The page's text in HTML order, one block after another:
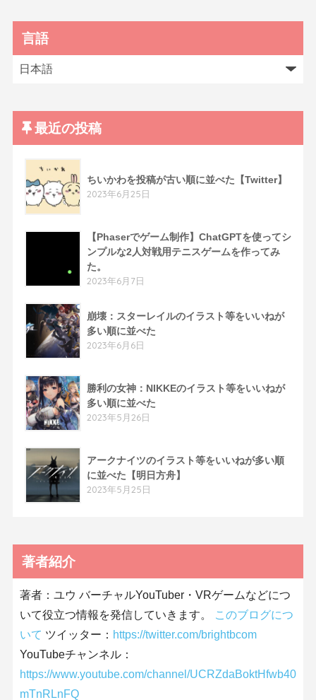
言語
最近の投稿
ちいかわを投稿が古い順に並べた【Twitter】
2023年6月25日
【Phaserでゲーム制作】ChatGPTを使ってシ
ンプルな2人対戦用テニスゲームを作ってみ
た。
2023年6月7日
崩壊：スターレイルのイラスト等をいいねが
多い順に並べた
2023年6月6日
勝利の女神：NIKKEのイラスト等をいいねが
多い順に並べた
2023年5月26日
アークナイツのイラスト等をいいねが多い順
に並べた【明日方舟】
2023年5月25日
著者紹介
著者：ユウ バーチャルYouTuber・VRゲームなどにつ
いて役立つ情報を発信していきます。
このブログにつ
いて ツイッター： https://twitter.com/brightbcom
YouTubeチャンネル：
https://www.youtube.com/channel/UCRZdaBoktHfwb40
mTnRLnFQ